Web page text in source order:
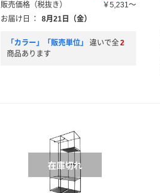
販売価格（税抜き）
￥5,231～
お届け日
： 8月21日（金）
「カラー」「販売単位」 違いで全2
商品あります